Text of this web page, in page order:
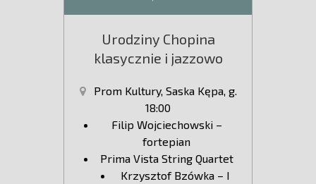
Urodziny Chopina
klasycznie i jazzowo
Prom Kultury, Saska Kępa, g.
18:00
Filip Wojciechowski –
fortepian
Prima Vista String Quartet
Krzysztof Bzówka – I